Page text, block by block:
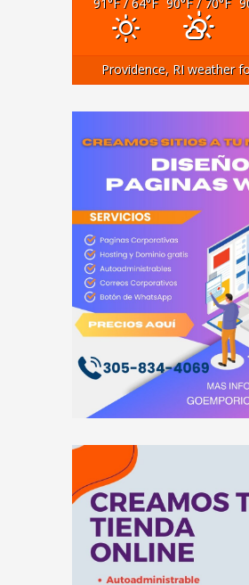
Providence, RI weather